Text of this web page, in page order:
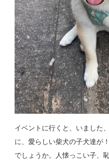
イベントに行くと、いました
に、愛らしい柴犬の子犬達が
でしょうか。人懐っこい子、